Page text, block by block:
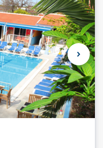
sämtliche
ist hier nicht nur erlaubt,
sind die vielen
Die Gelegenheit
mit einem
von exotischen
sich nicht entgehen
von